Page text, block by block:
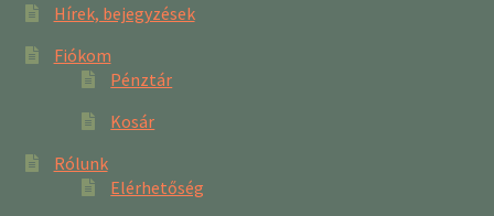
Hírek, bejegyzések
Fiókom
Pénztár
Kosár
Rólunk
Elérhetőség